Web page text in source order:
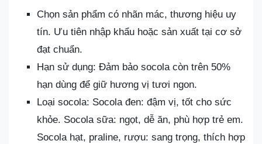
Chọn sản phẩm có nhãn mác, thương hiệu uy
tín. Ưu tiên nhập khẩu hoặc sản xuất tại cơ sở
đạt chuẩn.
Hạn sử dụng: Đảm bảo socola còn trên 50%
hạn dùng để giữ hương vị tươi ngon.
Loại socola: Socola đen: đậm vị, tốt cho sức
khỏe. Socola sữa: ngọt, dễ ăn, phù hợp trẻ em.
Socola hạt, praline, rượu: sang trọng, thích hợp